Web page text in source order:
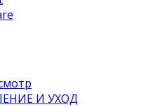
И УХОД